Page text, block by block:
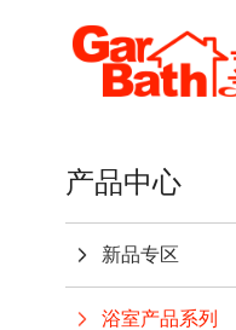
产品中心
新品专区
浴室产品系列